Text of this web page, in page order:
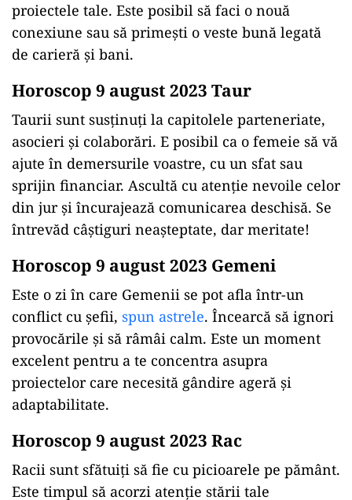
proiectele tale. Este posibil să faci o nouă
conexiune sau să primești o veste bună legată
de carieră și bani.
Horoscop 9 august 2023 Taur
Taurii sunt susținuți la capitolele parteneriate,
asocieri și colaborări. E posibil ca o femeie să vă
ajute în demersurile voastre, cu un sfat sau
sprijin financiar. Ascultă cu atenție nevoile celor
din jur și încurajează comunicarea deschisă. Se
întrevăd câștiguri neașteptate, dar meritate!
Horoscop 9 august 2023 Gemeni
Este o zi în care Gemenii se pot afla într-un
conflict cu șefii, spun astrele. Încearcă să ignori
provocările și să râmâi calm. Este un moment
excelent pentru a te concentra asupra
proiectelor care necesită gândire ageră și
adaptabilitate.
Horoscop 9 august 2023 Rac
Racii sunt sfătuiți să fie cu picioarele pe pământ.
Este timpul să acorzi atenție stării tale